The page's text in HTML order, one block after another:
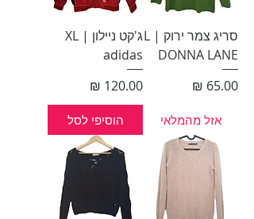
סריג צמר ירוק L |
DONNA LANE
מחיר
אזל מהמלאי
ג'קט ניילון XL |
adidas
מחיר
הוסיפי לסל